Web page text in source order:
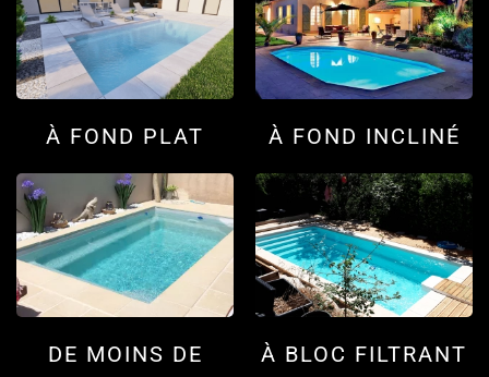
À FOND PLAT À FOND INCLINÉ
DE MOINS DE
À BLOC FILTRANT